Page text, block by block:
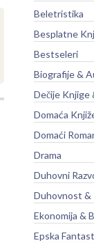
Beletristika
Besplatne
Bestseleri
Biografije &
Dečije Knjige
Domaća
Domaći
Drama
Duhovni
Duhovnost &
Ekonomija &
Epska